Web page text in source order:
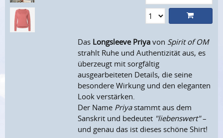
Das Longsleeve Priya von Spirit of OM
strahlt Ruhe und Authentizität aus, es
überzeugt mit sorgfältig
ausgearbeiteten Details, die seine
besondere Wirkung und den eleganten
Look verstärken.
Der Name Priyastammt aus dem
Sanskrit und bedeutet "liebenswert"–
und genau das ist dieses schöne Shirt!